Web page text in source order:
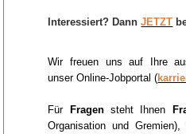
Interessiert? DannJETZT
Wir freuen uns auf Ihre
unser Online-Jobportal (
Für Fragensteht Ihnen
Organisation und